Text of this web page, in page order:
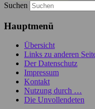
Suchen
Hauptmenü
Übersicht
Links zu anderen
Der Datenschutz
Impressum
Kontakt
Nutzung durch …
Die Unvollendeten